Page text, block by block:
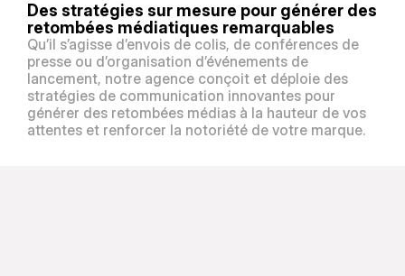
Des stratégies sur mesure pour générer des
retombées médiatiques remarquables
Qu’il s’agisse d’envois de colis, de conférences de
presse ou d’organisation d’événements de
lancement, notre agence conçoit et déploie des
stratégies de communication innovantes pour
générer des retombées médias à la hauteur de vos
attentes et renforcer la notoriété de votre marque.